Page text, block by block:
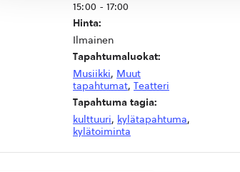
15:00 - 17:00
Hinta:
Ilmainen
Tapahtumaluokat:
Musiikki, Muut
tapahtumat, Teatteri
Tapahtuma tagia:
kulttuuri, kylätapahtuma,
kylätoiminta